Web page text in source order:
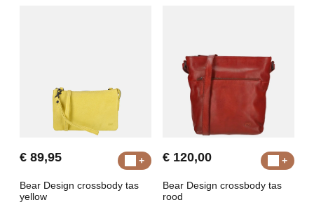
€ 89,95
Bear Design crossbody tas
yellow
€ 120,00
Bear Design crossbody tas
rood